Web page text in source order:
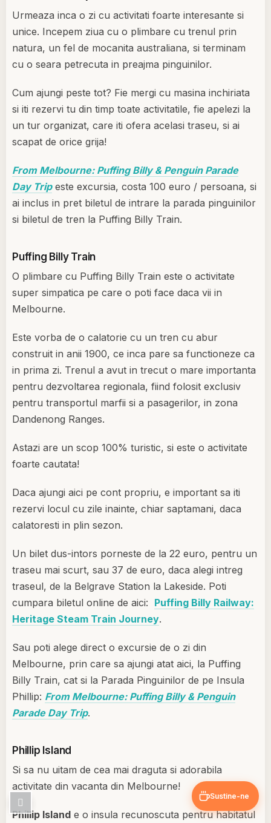
Urmeaza inca o zi cu activitati foarte interesante si
unice. Incepem ziua cu o plimbare cu trenul prin
natura, un fel de mocanita australiana, si terminam
cu o seara petrecuta in preajma pinguinilor.
Cum ajungi peste tot? Fie mergi cu masina inchiriata
si iti rezervi tu din timp toate activitatile, fie apelezi la
un tur organizat, care iti ofera acelasi traseu, si ai
scapat de orice grija!
From Melbourne: Puffing Billy & Penguin Parade
Day Tripeste excursia, costa 100 euro / persoana, si
ai inclus in pret biletul de intrare la parada pinguinilor
si biletul de tren la Puffing Billy Train.
Puffing Billy Train
O plimbare cu Puffing Billy Train este o activitate
super simpatica pe care o poti face daca vii in
Melbourne.
Este vorba de o calatorie cu un tren cu abur
construit in anii 1900, ce inca pare sa functioneze ca
in prima zi. Trenul a avut in trecut o mare importanta
pentru dezvoltarea regionala, fiind folosit exclusiv
pentru transportul marfii si a pasagerilor, in zona
Dandenong Ranges.
Astazi are un scop 100% turistic, si este o activitate
foarte cautata!
Daca ajungi aici pe cont propriu, e important sa iti
rezervi locul cu zile inainte, chiar saptamani, daca
calatoresti in plin sezon.
Un bilet dus-intors porneste de la 22 euro, pentru un
traseu mai scurt, sau 37 de euro, daca alegi intreg
traseul, de la Belgrave Station la Lakeside. Poti
cumpara biletul online de aici: Puffing Billy Railway:
Heritage Steam Train Journey.
Sau poti alege direct o excursie de o zi din
Melbourne, prin care sa ajungi atat aici, la Puffing
Billy Train, cat si la Parada Pinguinilor de pe Insula
Phillip: From Melbourne: Puffing Billy & Penguin
Parade Day Trip.
Phillip Island
Si sa nu uitam de cea mai draguta si adorabila
activitate din vacanta din Melbourne!
Phillip Island e o insula recunoscuta pentru habitatul
Sustine-ne